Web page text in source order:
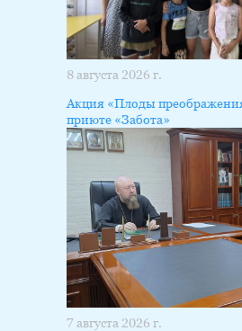
8 августа 2026 г.
Акция «Плоды
приюте «Забота»
7 августа 2026 г.